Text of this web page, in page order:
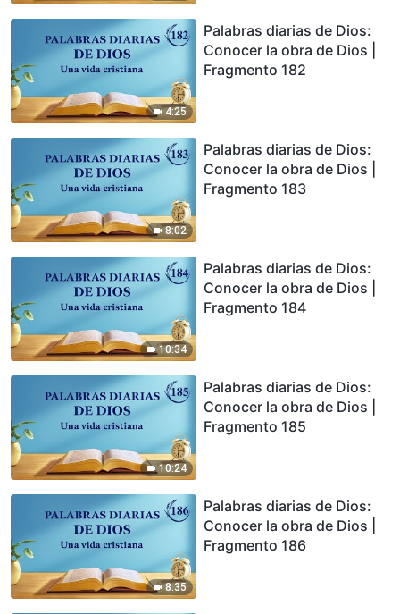
4:25
Palabras diarias de Dios:
Conocer la obra de Dios |
Fragmento 182
8:02
Palabras diarias de Dios:
Conocer la obra de Dios |
Fragmento 183
10:34
Palabras diarias de Dios:
Conocer la obra de Dios |
Fragmento 184
10:24
Palabras diarias de Dios:
Conocer la obra de Dios |
Fragmento 185
8:35
Palabras diarias de Dios:
Conocer la obra de Dios |
Fragmento 186